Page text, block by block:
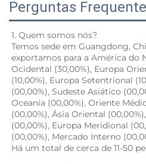
Perguntas
1. Quem somos nós?
Temos sede em Guangdong,
exportamos para a América do
Ocidental (30,00%), Europa
(10,00%), Europa Setentrional
(00,00%), Sudeste Asiático
Oceania (00,00%), Oriente
(00,00%), Ásia Oriental
(00,00%), Europa Meridional
(00,00%), Mercado Interno